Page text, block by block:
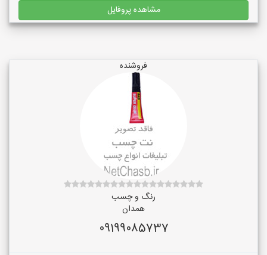
مشاهده پروفایل
فروشنده
رنگ و چسب
همدان
09199085737